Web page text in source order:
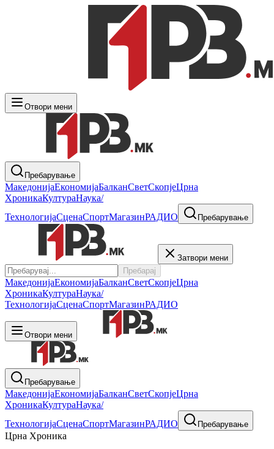
Отвори мени
Пребарување
МакедонијаЕкономијаБалканСветСкопјеЦрна
ХроникаКултураНаука/
ТехнологијаСценаСпортМагазинРАДИО Пребарување
Затвори мени
Пребарај
МакедонијаЕкономијаБалканСветСкопјеЦрна
ХроникаКултураНаука/
ТехнологијаСценаСпортМагазинРАДИО
Отвори мени
Пребарување
МакедонијаЕкономијаБалканСветСкопјеЦрна
ХроникаКултураНаука/
ТехнологијаСценаСпортМагазинРАДИО Пребарување
Црна Хроника